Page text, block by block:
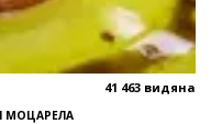
41 463 видяна
МОЦАРЕЛА